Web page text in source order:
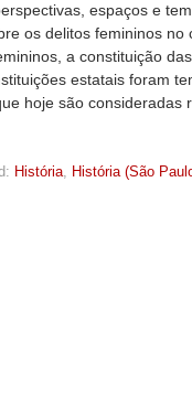
espaços e
os delitos femininos
a constituição
estatais foram
hoje são consideradas
História, História (São